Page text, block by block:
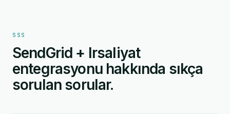
SSS
SendGrid + Irsaliyat
entegrasyonu hakkında sıkça
sorulan sorular.